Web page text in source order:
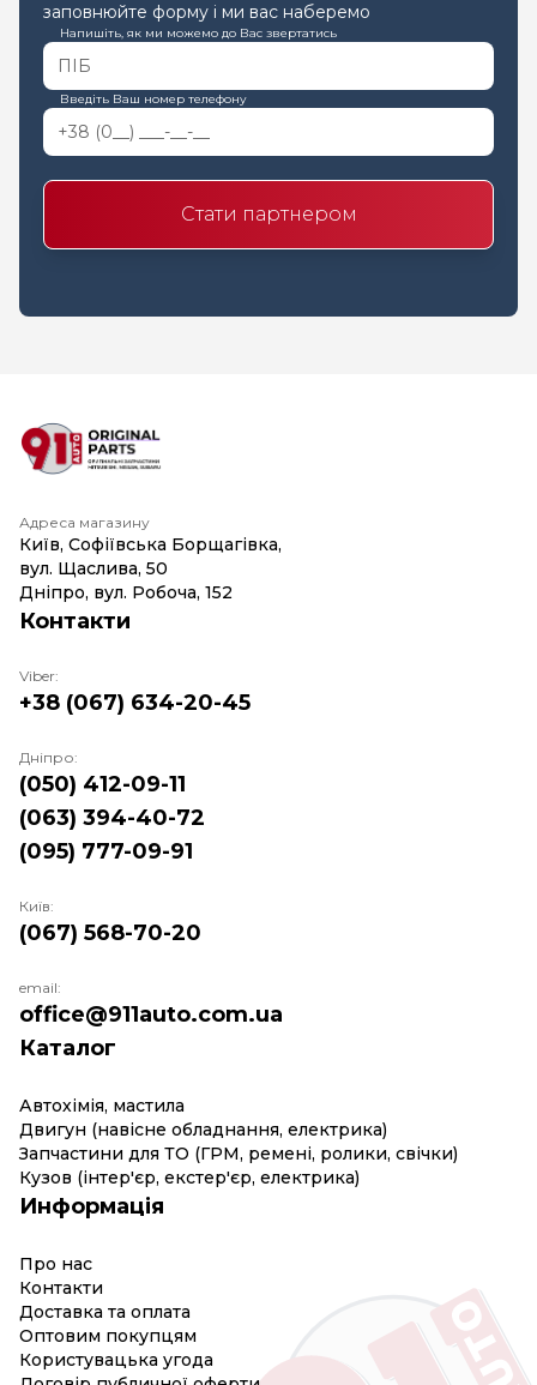
заповнюйте форму і ми вас наберемо
Напишіть, як ми можемо до Вас звертатись
Введіть Ваш номер телефону
Стати партнером
Адреса магазину
Київ, Софіївська Борщагівка,
вул. Щаслива, 50
Дніпро, вул. Робоча, 152
Каталог
Автохімія, мастила
Двигун (навісне обладнання, електрика)
Запчастини для ТО (ГРМ, ремені, ролики, свічки)
Кузов (інтер'єр, екстер'єр, електрика)
Информація
Про нас
Контакти
Доставка та оплата
Оптовим покупцям
Користувацька угода
Контакти
Viber:
+38 (067) 634-20-45
Дніпро:
(050) 412-09-11
(063) 394-40-72
(095) 777-09-91
Київ:
(067) 568-70-20
email:
office@911auto.com.ua